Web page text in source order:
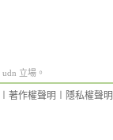
立場。
著作權聲明 隱私權聲明